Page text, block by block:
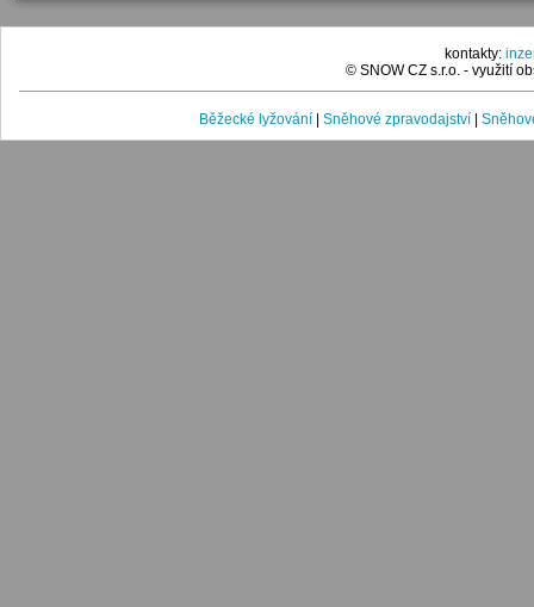
kontakty:
© SNOW CZ s.r.o. - využití
Běžecké lyžování Sněhové zpravodajství